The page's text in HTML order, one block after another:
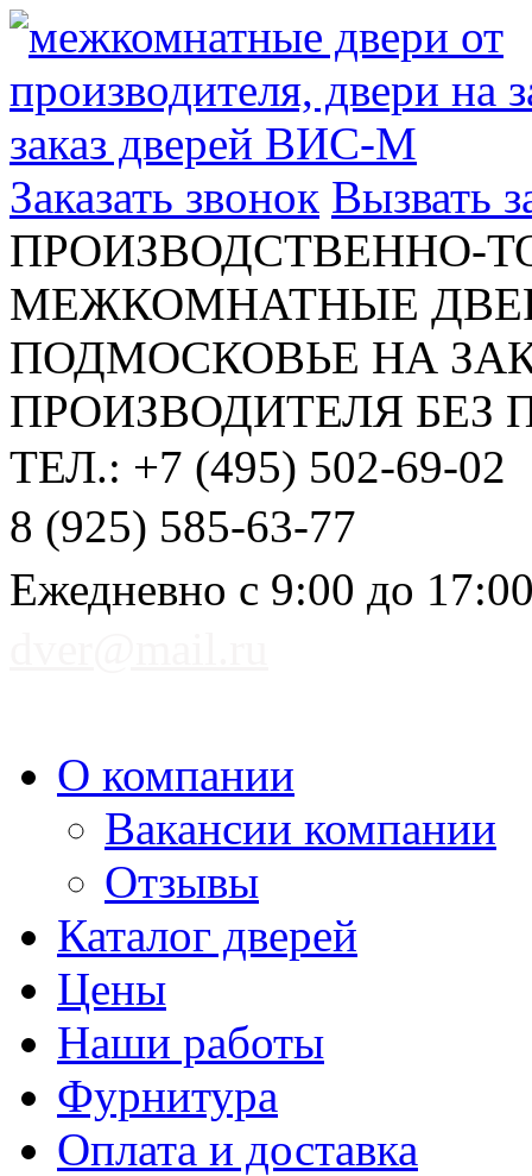
Заказать звонок Вызвать
ПРОИЗВОДСТВЕННО-
МЕЖКОМНАТНЫЕ
ПОДМОСКОВЬЕ НА
ПРОИЗВОДИТЕЛЯ БЕЗ
ТЕЛ.: +7 (495) 502-69-02
8 (925) 585-63-77
Ежедневно с 9:00 до
О компании
Вакансии компании
Отзывы
Каталог дверей
Цены
Наши работы
Фурнитура
Оплата и доставка